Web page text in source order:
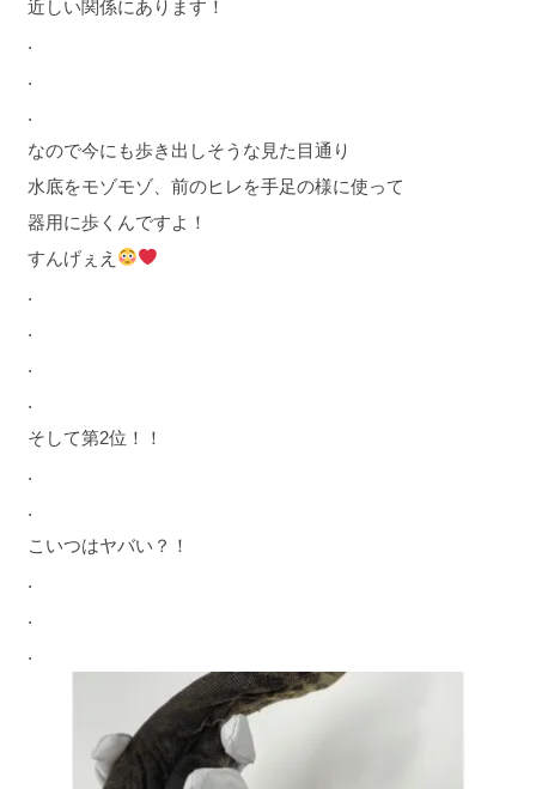
近しい関係にあります！
.
.
.
なので今にも歩き出しそうな見た目通り
水底をモゾモゾ、前のヒレを手足の様に使って
器用に歩くんですよ！
すんげぇえ
.
.
.
.
そして第2位！！
.
.
こいつはヤバい？！
.
.
.